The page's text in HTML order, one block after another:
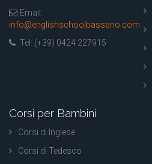
Email:
info@englishschoolbassano.com
Tel: (+39) 0424 227915
Corsi per Bambini
Corsi di Inglese
Corsi di Tedesco